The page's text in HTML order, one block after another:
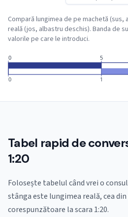
Compară lungimea de pe machetă (sus,
reală (jos, albastru deschis). Banda de
valorile pe care le introduci.
0
0
5
1
Tabel rapid de
1:20
Folosește tabelul când vrei o
stânga este lungimea reală, cea
corespunzătoare la scara 1:20.